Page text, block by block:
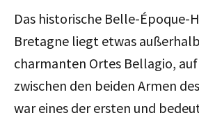
Das historische Belle-Époque-
Bretagne liegt etwas
charmanten Ortes Bellagio,
zwischen den beiden Armen
war eines der ersten und